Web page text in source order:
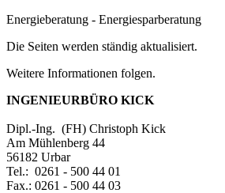
Energieberatung - Energiesparberatung
Die Seiten werden ständig aktualisiert.
Weitere Informationen folgen.
INGENIEURBÜRO KICK
Dipl.-Ing. (FH) Christoph Kick
Am Mühlenberg 44
56182 Urbar
Tel.: 0261 - 500 44 01
Fax.: 0261 - 500 44 03